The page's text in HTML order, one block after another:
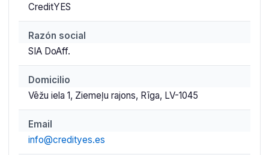
CreditYES
Razón social
SIA DoAff.
Domicilio
Vēžu iela 1, Ziemeļu rajons, Rīga, LV-1045
Email
info@credityes.es